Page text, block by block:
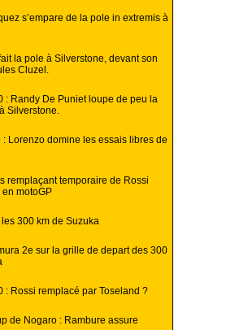
s’empare de la pole in extremis à
la pole à Silverstone, devant son
Cluzel.
: Randy De Puniet loupe de peu la
Silverstone.
: Lorenzo domine les essais libres de
remplaçant temporaire de Rossi
motoGP
les 300 km de Suzuka
2e sur la grille de depart des 300
: Rossi remplacé par Toseland ?
de Nogaro : Rambure assure